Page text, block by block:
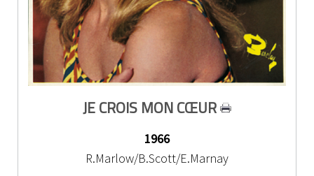
JE CROIS MON CŒUR
1966
R.Marlow/B.Scott/E.Marnay